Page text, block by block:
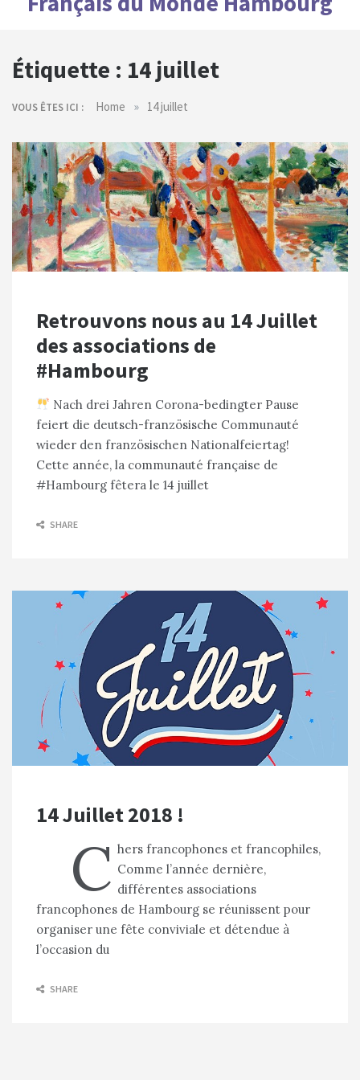
Étiquette : 14 juillet
VOUS ÊTES ICI : Home » 14 juillet
Retrouvons nous au 14 Juillet
des associations de
#Hambourg
Nach drei Jahren Corona-bedingter Pause
feiert die deutsch-französische Communauté
wieder den französischen Nationalfeiertag!
Cette année, la communauté française de
#Hambourg fêtera le 14 juillet
SHARE
14 Juillet 2018 !
C hers francophones et francophiles,
Comme l’année dernière,
différentes associations
francophones de Hambourg se réunissent pour
organiser une fête conviviale et détendue à
l’occasion du
SHARE